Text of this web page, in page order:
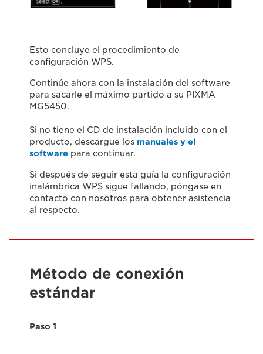
Esto concluye el procedimiento de
configuración WPS.
Continúe ahora con la instalación del software
para sacarle el máximo partido a su PIXMA
MG5450.
Si no tiene el CD de instalación incluido con el
producto, descargue los manuales y el
software para continuar.
Si después de seguir esta guía la configuración
inalámbrica WPS sigue fallando, póngase en
contacto con nosotros para obtener asistencia
al respecto.
Método de conexión
estándar
Paso 1